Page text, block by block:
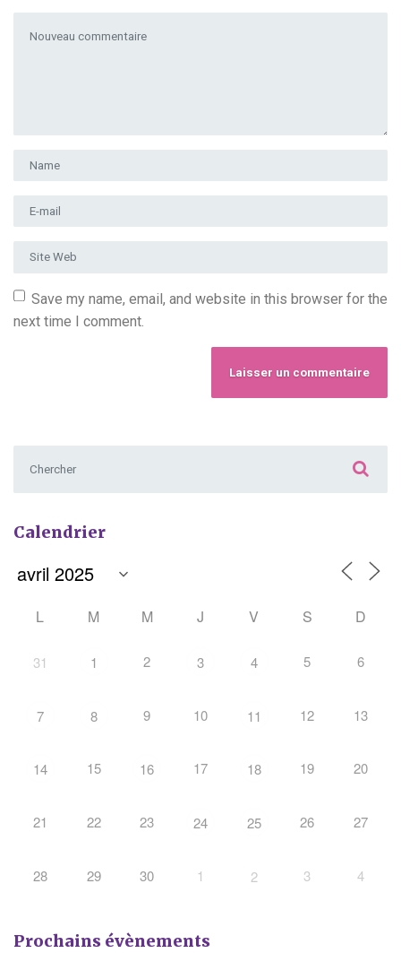
Prénom et nom
Adresse e-mail
Site Web
Save my name, email, and website in this browser for the
next time I comment.
Calendrier
L M M J V S D
31 1 2 3 4 5 6
7 8 9 10 11 12 13
14 15 16 17 18 19 20
21 22 23 24 25 26 27
28 29 30 1 2 3 4
Prochains évènements